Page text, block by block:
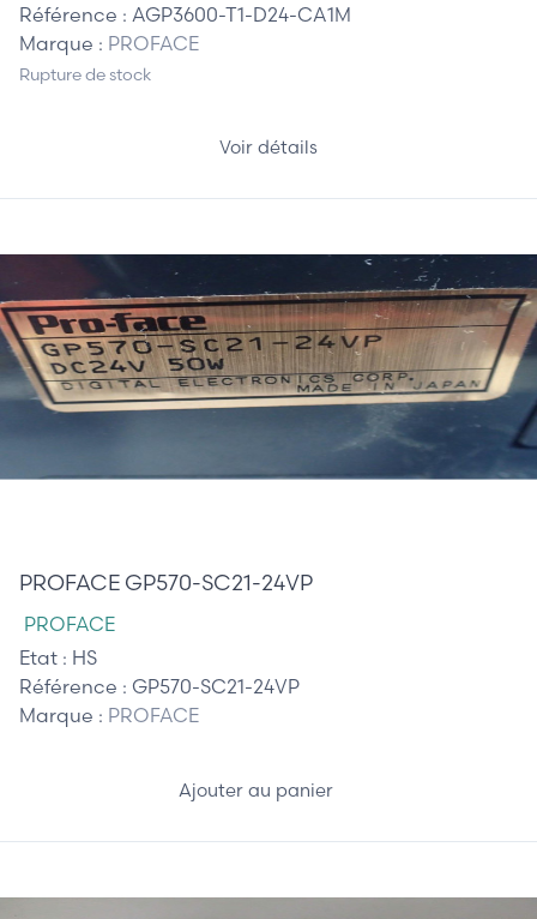
Référence : AGP3600-T1-D24-CA1M
Marque : PROFACE
Rupture de stock
Voir détails
PROFACE GP570-SC21-24VP
PROFACE
Etat : HS
Référence : GP570-SC21-24VP
Marque : PROFACE
Ajouter au panier